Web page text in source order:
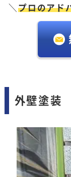
＼プロのアド
外壁塗装